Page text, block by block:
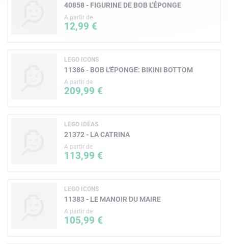
40858 - FIGURINE DE BOB L'ÉPONGE
A partir de
12,99 €
LEGO ICONS
11386 - BOB L'ÉPONGE: BIKINI BOTTOM
A partir de
209,99 €
LEGO IDEAS
21372 - LA CATRINA
A partir de
113,99 €
LEGO ICONS
11383 - LE MANOIR DU MAIRE
A partir de
105,99 €